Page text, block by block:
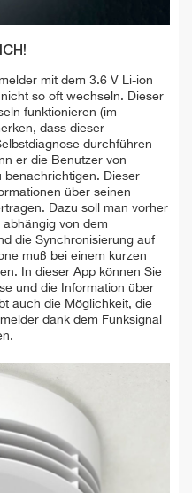
mit dem 3.6 V Li-ion
so oft wechseln. Dieser
funktionieren (im
dass dieser
durchführen
er die Benutzer von
benachrichtigen. Dieser
über seinen
Dazu soll man vorher
von dem
die Synchronisierung auf
muß bei einem kurzen
In dieser App können Sie
und die Information über
auch die Möglichkeit, die
dank dem Funksignal